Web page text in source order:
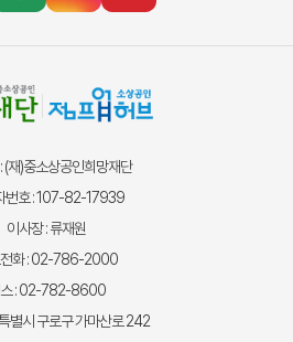
(재)중소상공인희망재단
번호 : 107-82-17939
이사장 : 류재원
전화 : 02-786-2000
: 02-782-8600
별시 구로구 가마산로 242